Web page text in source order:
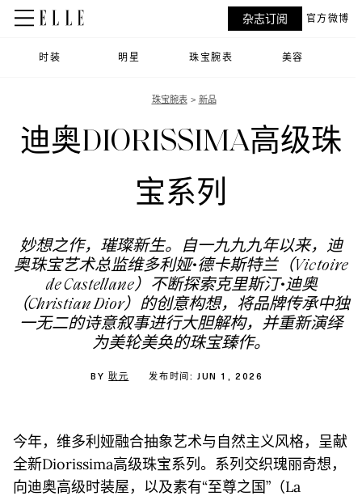
时装 明星 珠宝腕表 美容
杂志订阅 官方微博
珠宝腕表 新品
迪奥DIORISSIMA高级珠
宝系列
妙想之作，璀璨新生。自一九九九年以来，迪
奥珠宝艺术总监维多利娅•德卡斯特兰（Victoire
de Castellane）不断探索克里斯汀•迪奥
（Christian Dior）的创意构想，将品牌传承中独
一无二的诗意叙事进行大胆解构，并重新演绎
为美轮美奂的珠宝臻作。
BY耿元 发布时间: JUN 1, 2026
今年，维多利娅融合抽象艺术与自然主义风格，呈献
全新Diorissima高级珠宝系列。系列交织瑰丽奇想，
向迪奥高级时装屋，以及素有“至尊之国”（La